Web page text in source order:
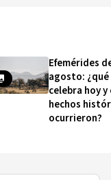
Efemérides
agosto: ¿qué
celebra hoy y
hechos
ocurrieron?